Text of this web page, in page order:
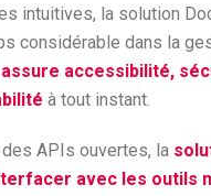
intuitives, la solution
considérable dans la
assure accessibilité,
à tout instant.
APIs ouvertes, la
avec les outils